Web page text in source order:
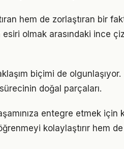
hem de zorlaştıran bir
olmak arasındaki ince
biçimi de olgunlaşıyor.
doğal parçaları.
entegre etmek için
kolaylaştırır hem de